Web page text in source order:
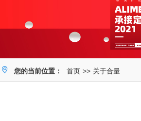
您的当前位置： 首页 >> 关于合量